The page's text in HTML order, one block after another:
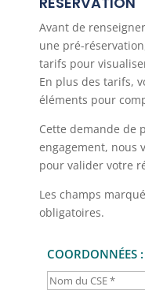
Avant de
une pré-
tarifs pour
En plus des tarifs,
éléments pour
Cette demande de
engagement, nous
pour valider votre
Les champs
obligatoires.
COORDONNÉES :